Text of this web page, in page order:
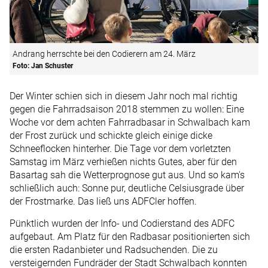
Andrang herrschte bei den Codierern am 24. März
Foto: Jan Schuster
Der Winter schien sich in diesem Jahr noch mal richtig
gegen die Fahrradsaison 2018 stemmen zu wollen: Eine
Woche vor dem achten Fahrradbasar in Schwalbach kam
der Frost zurück und schickte gleich einige dicke
Schneeflocken hinterher. Die Tage vor dem vorletzten
Samstag im März verhießen nichts Gutes, aber für den
Basartag sah die Wetterprognose gut aus. Und so kam's
schließlich auch: Sonne pur, deutliche Celsiusgrade über
der Frostmarke. Das ließ uns ADFCler hoffen.
Pünktlich wurden der Info- und Codierstand des ADFC
aufgebaut. Am Platz für den Radbasar positionierten sich
die ersten Radanbieter und Radsuchenden. Die zu
versteigernden Fundräder der Stadt Schwalbach konnten